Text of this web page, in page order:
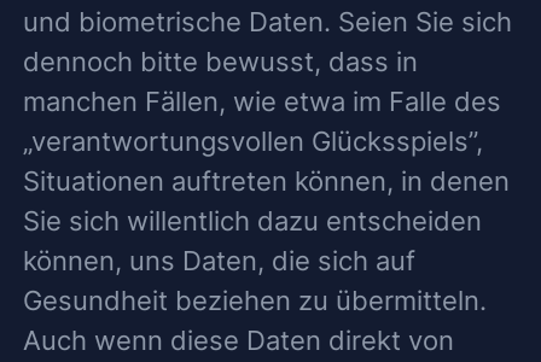
und biometrische Daten. Seien Sie sich
dennoch bitte bewusst, dass in
manchen Fällen, wie etwa im Falle des
„verantwortungsvollen Glücksspiels”,
Situationen auftreten können, in denen
Sie sich willentlich dazu entscheiden
können, uns Daten, die sich auf
Gesundheit beziehen zu übermitteln.
Auch wenn diese Daten direkt von